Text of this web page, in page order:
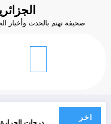
صحيفة تهتم بالحدث وأخبار
الرئيسية
اخر